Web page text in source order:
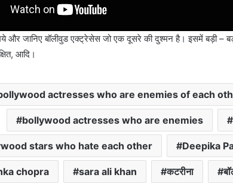
और जानिए बॉलीवुडएक्ट्रेसेस जो एक दूसरे की दुश्मन है। इसमें बड़ी –
आदि।
actresses who are enemies of each
bollywood actresses who are enemies
stars who hate each other Deepika
chopra sara ali khan कटरीना